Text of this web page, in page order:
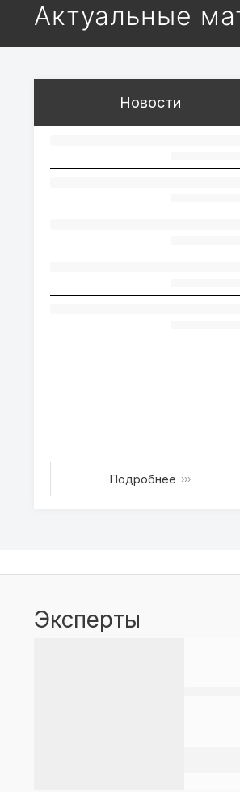
Актуальные
Новости
Подробнее ›››
Эксперты